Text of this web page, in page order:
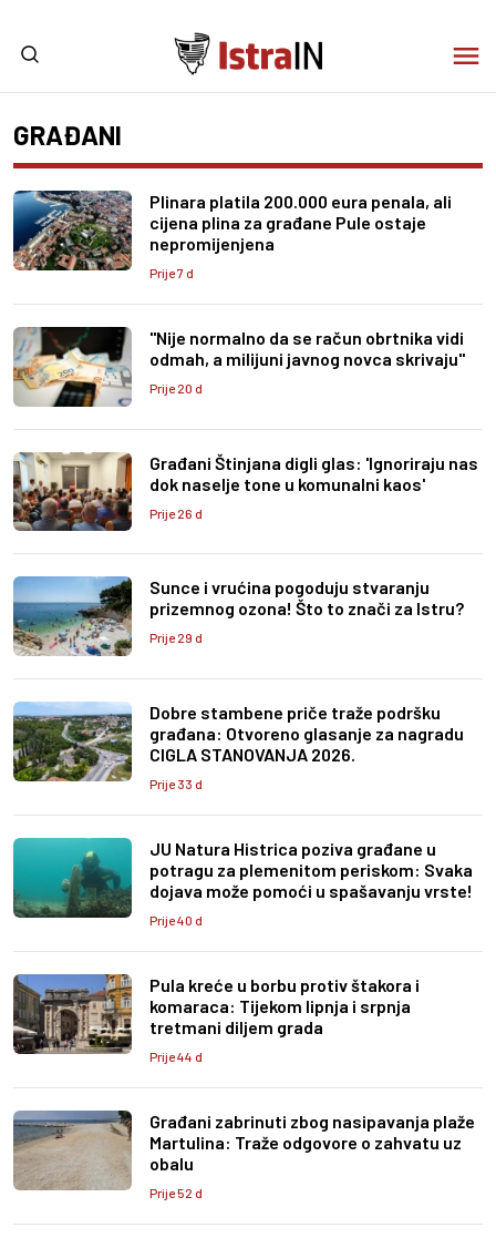
GRAĐANI
Plinara platila 200.000 eura penala, ali
cijena plina za građane Pule ostaje
nepromijenjena
Prije 7 d
"Nije normalno da se račun obrtnika vidi
odmah, a milijuni javnog novca skrivaju"
Prije 20 d
Građani Štinjana digli glas: 'Ignoriraju nas
dok naselje tone u komunalni kaos'
Prije 26 d
Sunce i vrućina pogoduju stvaranju
prizemnog ozona! Što to znači za Istru?
Prije 29 d
Dobre stambene priče traže podršku
građana: Otvoreno glasanje za nagradu
CIGLA STANOVANJA 2026.
Prije 33 d
JU Natura Histrica poziva građane u
potragu za plemenitom periskom: Svaka
dojava može pomoći u spašavanju vrste!
Prije 40 d
Pula kreće u borbu protiv štakora i
komaraca: Tijekom lipnja i srpnja
tretmani diljem grada
Prije 44 d
Građani zabrinuti zbog nasipavanja plaže
Martulina: Traže odgovore o zahvatu uz
obalu
Prije 52 d